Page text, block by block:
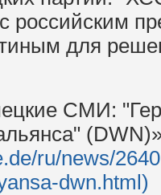
российским
для
СМИ:
ru/news/
dwn.html)